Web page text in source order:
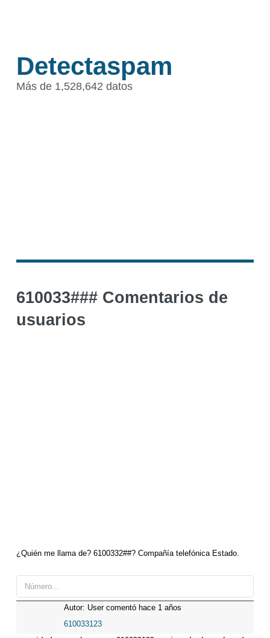
Detectaspam
Más de 1,528,642 datos
610033### Comentarios de
usuarios
¿Quién me llama de? 6100332##? Compañía telefónica Estado.
Autor: User comentó hace 1 años
610033123